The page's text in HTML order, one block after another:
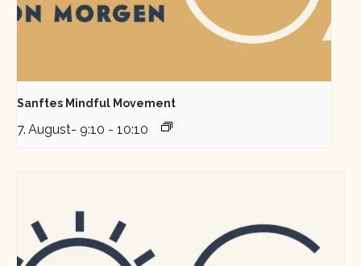
Sanftes Mindful Movement
7. August- 9:10 - 10:10